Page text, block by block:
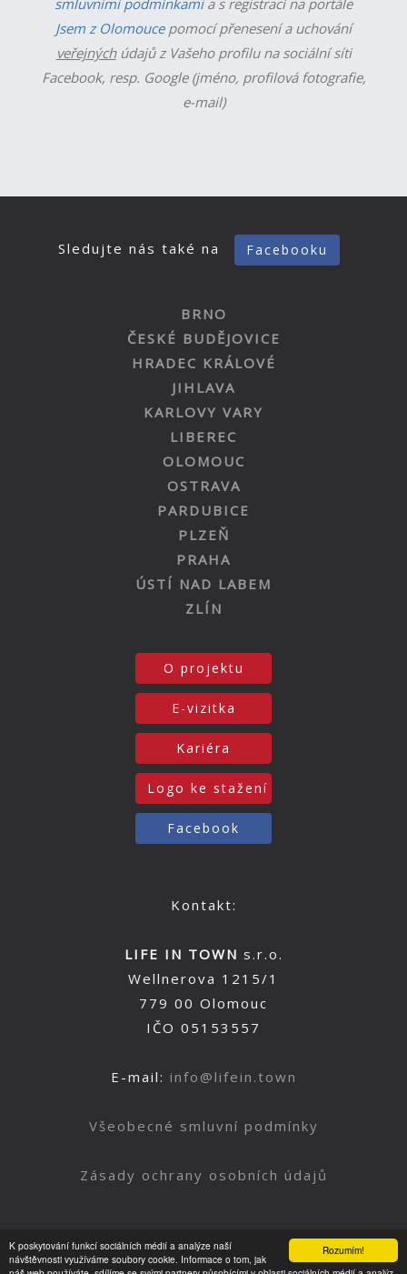
Rozumím!
K poskytování funkcí sociálních médií a analýze naší
návštěvnosti využíváme soubory cookie. Informace o tom, jak
smluvními podmínkamia s registrací na portále
Jsem z Olomoucepomocí přenesení a uchování
veřejnýchúdajů z Vašeho profilu na sociální síti
Facebook, resp. Google (jméno, profilová fotografie,
e-mail)
Sledujte nás také na Facebooku
BRNO
ČESKÉ BUDĚJOVICE
HRADEC KRÁLOVÉ
JIHLAVA
KARLOVY VARY
LIBEREC
OLOMOUC
OSTRAVA
PARDUBICE
PLZEŇ
PRAHA
ÚSTÍ NAD LABEM
ZLÍN
O projektu
E-vizitka
Kariéra
Logo ke stažení
Facebook
Kontakt:
LIFE IN TOWN s.r.o.
Wellnerova 1215/1
779 00 Olomouc
IČO 05153557
E-mail: info@lifein.town
Všeobecné smluvní podmínky
Zásady ochrany osobních údajů
Nahoru